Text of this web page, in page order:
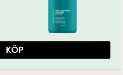
KÖP